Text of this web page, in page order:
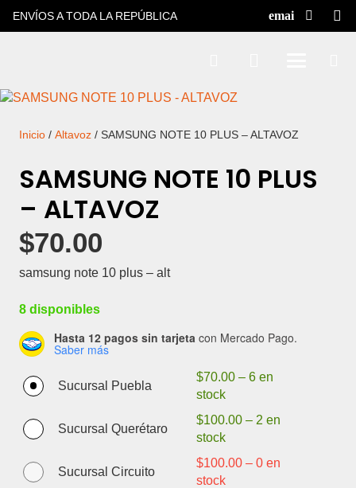
ENVÍOS A TODA LA REPÚBLICA
Inicio / Altavoz / SAMSUNG NOTE 10 PLUS – ALTAVOZ
SAMSUNG NOTE 10 PLUS
– ALTAVOZ
$70.00
samsung note 10 plus – alt
8 disponibles
Hasta 12 pagos sin tarjeta con Mercado Pago.
Saber más
Sucursal Puebla
$70.00– 6 en
stock
Sucursal Querétaro
$100.00– 2 en
stock
Sucursal Circuito
$100.00– 0 en
stock